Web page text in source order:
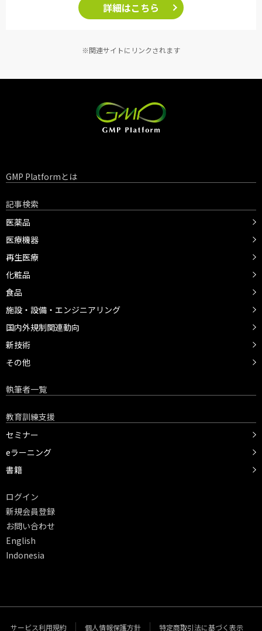
詳細はこちら
※関連サイトにリンクされます
GMP Platformとは
記事検索
医薬品
医療機器
再生医療
化粧品
食品
施設・設備・エンジニアリング
国内外規制関連動向
新技術
その他
執筆者一覧
教育訓練支援
セミナー
eラーニング
書籍
ログイン
新規会員登録
お問い合わせ
English
Indonesia
サービス利用規約 個人情報保護方針 特定商取引法に基づく表示